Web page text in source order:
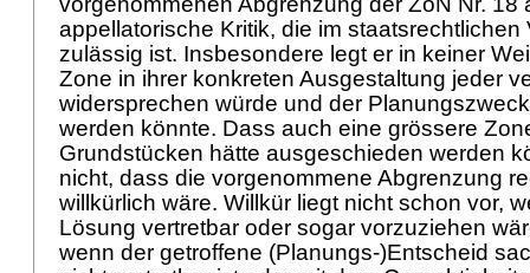
appellatorische Kritik, die im staatsrechtlichen
zulässig ist. Insbesondere legt er in keiner
Zone in ihrer konkreten Ausgestaltung jeder
widersprechen würde und der
werden könnte. Dass auch eine grössere
Grundstücken hätte ausgeschieden werden
nicht, dass die vorgenommene Abgrenzung
willkürlich wäre. Willkür liegt nicht schon vor,
Lösung vertretbar oder sogar vorzuziehen
wenn der getroffene (Planungs-)Entscheid